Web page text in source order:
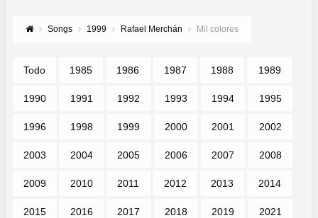
Songs 1999 Rafael Merchán Mil colores
Todo 1985 1986 1987 1988 1989
1990 1991 1992 1993 1994 1995
1996 1998 1999 2000 2001 2002
2003 2004 2005 2006 2007 2008
2009 2010 2011 2012 2013 2014
2015 2016 2017 2018 2019 2021